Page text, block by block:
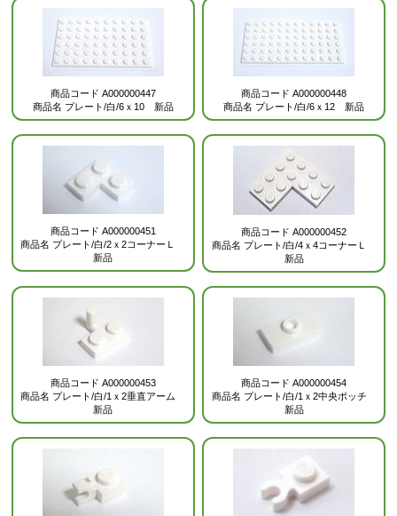
商品コード A000000447
商品名 プレート/白/6ｘ10 新品
商品コード A000000448
商品名 プレート/白/6ｘ12 新品
商品コード A000000451
商品名 プレート/白/2ｘ2コーナーＬ
新品
商品コード A000000452
商品名 プレート/白/4ｘ4コーナーＬ
新品
商品コード A000000453
商品名 プレート/白/1ｘ2垂直アーム
新品
商品コード A000000454
商品名 プレート/白/1ｘ2中央ポッチ
新品